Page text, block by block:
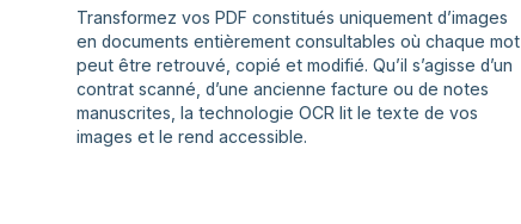
Transformez vos PDF constitués uniquement d’images
en documents entièrement consultables où chaque mot
peut être retrouvé, copié et modifié. Qu’il s’agisse d’un
contrat scanné, d’une ancienne facture ou de notes
manuscrites, la technologie OCR lit le texte de vos
images et le rend accessible.